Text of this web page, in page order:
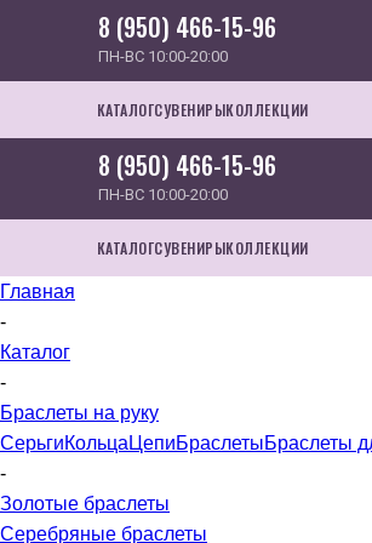
8 (950) 466-15-96
ПН-ВС 10:00-20:00
КАТАЛОГСУВЕНИРЫКОЛЛЕКЦИИ
8 (950) 466-15-96
ПН-ВС 10:00-20:00
КАТАЛОГСУВЕНИРЫКОЛЛЕКЦИИ
Главная
-
Каталог
-
Браслеты на руку
СерьгиКольца ЦепиБраслетыБраслеты
-
Золотые браслеты
Серебряные браслеты